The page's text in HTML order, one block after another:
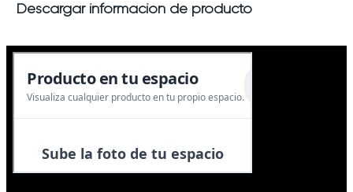
Descargar información de producto